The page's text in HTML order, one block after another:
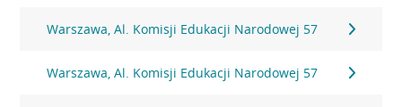
Warszawa, Al. Komisji Edukacji Narodowej 57
Warszawa, Al. Komisji Edukacji Narodowej 57